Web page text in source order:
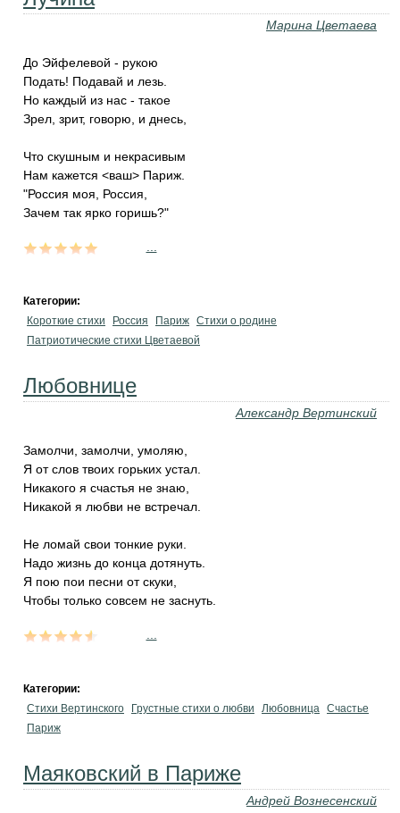
Марина Цветаева
До Эйфелевой - рукою
Подать! Подавай и лезь.
Но каждый из нас - такое
Зрел, зрит, говорю, и днесь,
Что скушным и некрасивым
Нам кажется <ваш> Париж.
"Россия моя, Россия,
Зачем так ярко горишь?"
Категории:
Короткие стихи
Россия Париж Стихи о родине
Патриотические стихи Цветаевой
Любовнице
Александр Вертинский
Замолчи, замолчи, умоляю,
Я от слов твоих горьких устал.
Никакого я счастья не знаю,
Никакой я любви не встречал.
Не ломай свои тонкие руки.
Надо жизнь до конца дотянуть.
Я пою пои песни от скуки,
Чтобы только совсем не заснуть.
Категории:
Стихи Вертинского
Грустные стихи о любви Любовница Счастье
Париж
Маяковский в Париже
Андрей Вознесенский